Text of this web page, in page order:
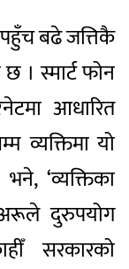
बढे जत्तिकै
। स्मार्ट फोन
आधारित
व्यक्तिमा यो
‘व्यक्तिका
दुरुपयोग
सरकारको